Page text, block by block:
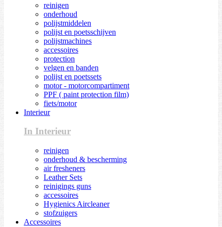
reinigen
onderhoud
polijstmiddelen
polijst en poetsschijven
polijstmachines
accessoires
protection
velgen en banden
polijst en poetssets
motor - motorcompartiment
PPF ( paint protection film)
fiets/motor
Interieur
In Interieur
reinigen
onderhoud & bescherming
air fresheners
Leather Sets
reinigings guns
accessoires
Hygienics Aircleaner
stofzuigers
Accessoires